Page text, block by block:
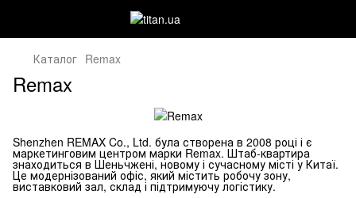
Каталог Remax
Remax
Shenzhen REMAX Co., Ltd. була створена в 2008 році і є
маркетинговим центром марки Remax. Штаб-квартира
знаходиться в Шеньчжені, новому і сучасному місті у Китаї.
Це модернізований офіс, який містить робочу зону,
виставковий зал, склад і підтримуючу логістику.